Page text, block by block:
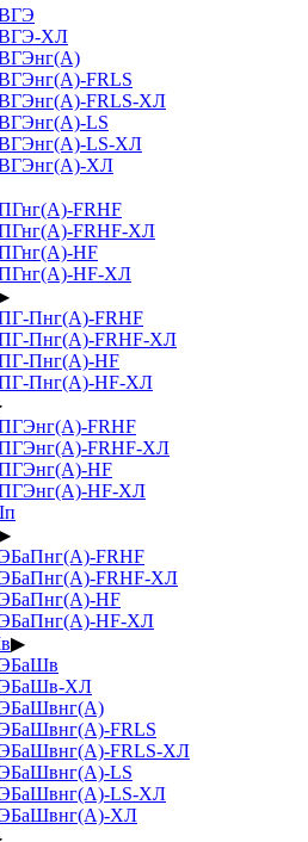
ХЛ
FRLS
FRLS-ХЛ
LS
LS-ХЛ
ХЛ
FRHF
FRHF-ХЛ
HF
HF-ХЛ
Пнг(А)-FRHF
Пнг(А)-FRHF-ХЛ
Пнг(А)-HF
Пнг(А)-HF-ХЛ
FRHF
FRHF-ХЛ
HF
HF-ХЛ
FRHF
FRHF-ХЛ
HF
HF-ХЛ
▶
ХЛ
FRLS
FRLS-ХЛ
LS
LS-ХЛ
ХЛ